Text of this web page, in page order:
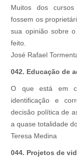
Muitos dos cursos
fossem os
sua opinião sobre
feito.
José Rafael
042. Educação de
O que está em
identificação e
decisão política de
a quase totalidade
Teresa Medina
044. Projetos de